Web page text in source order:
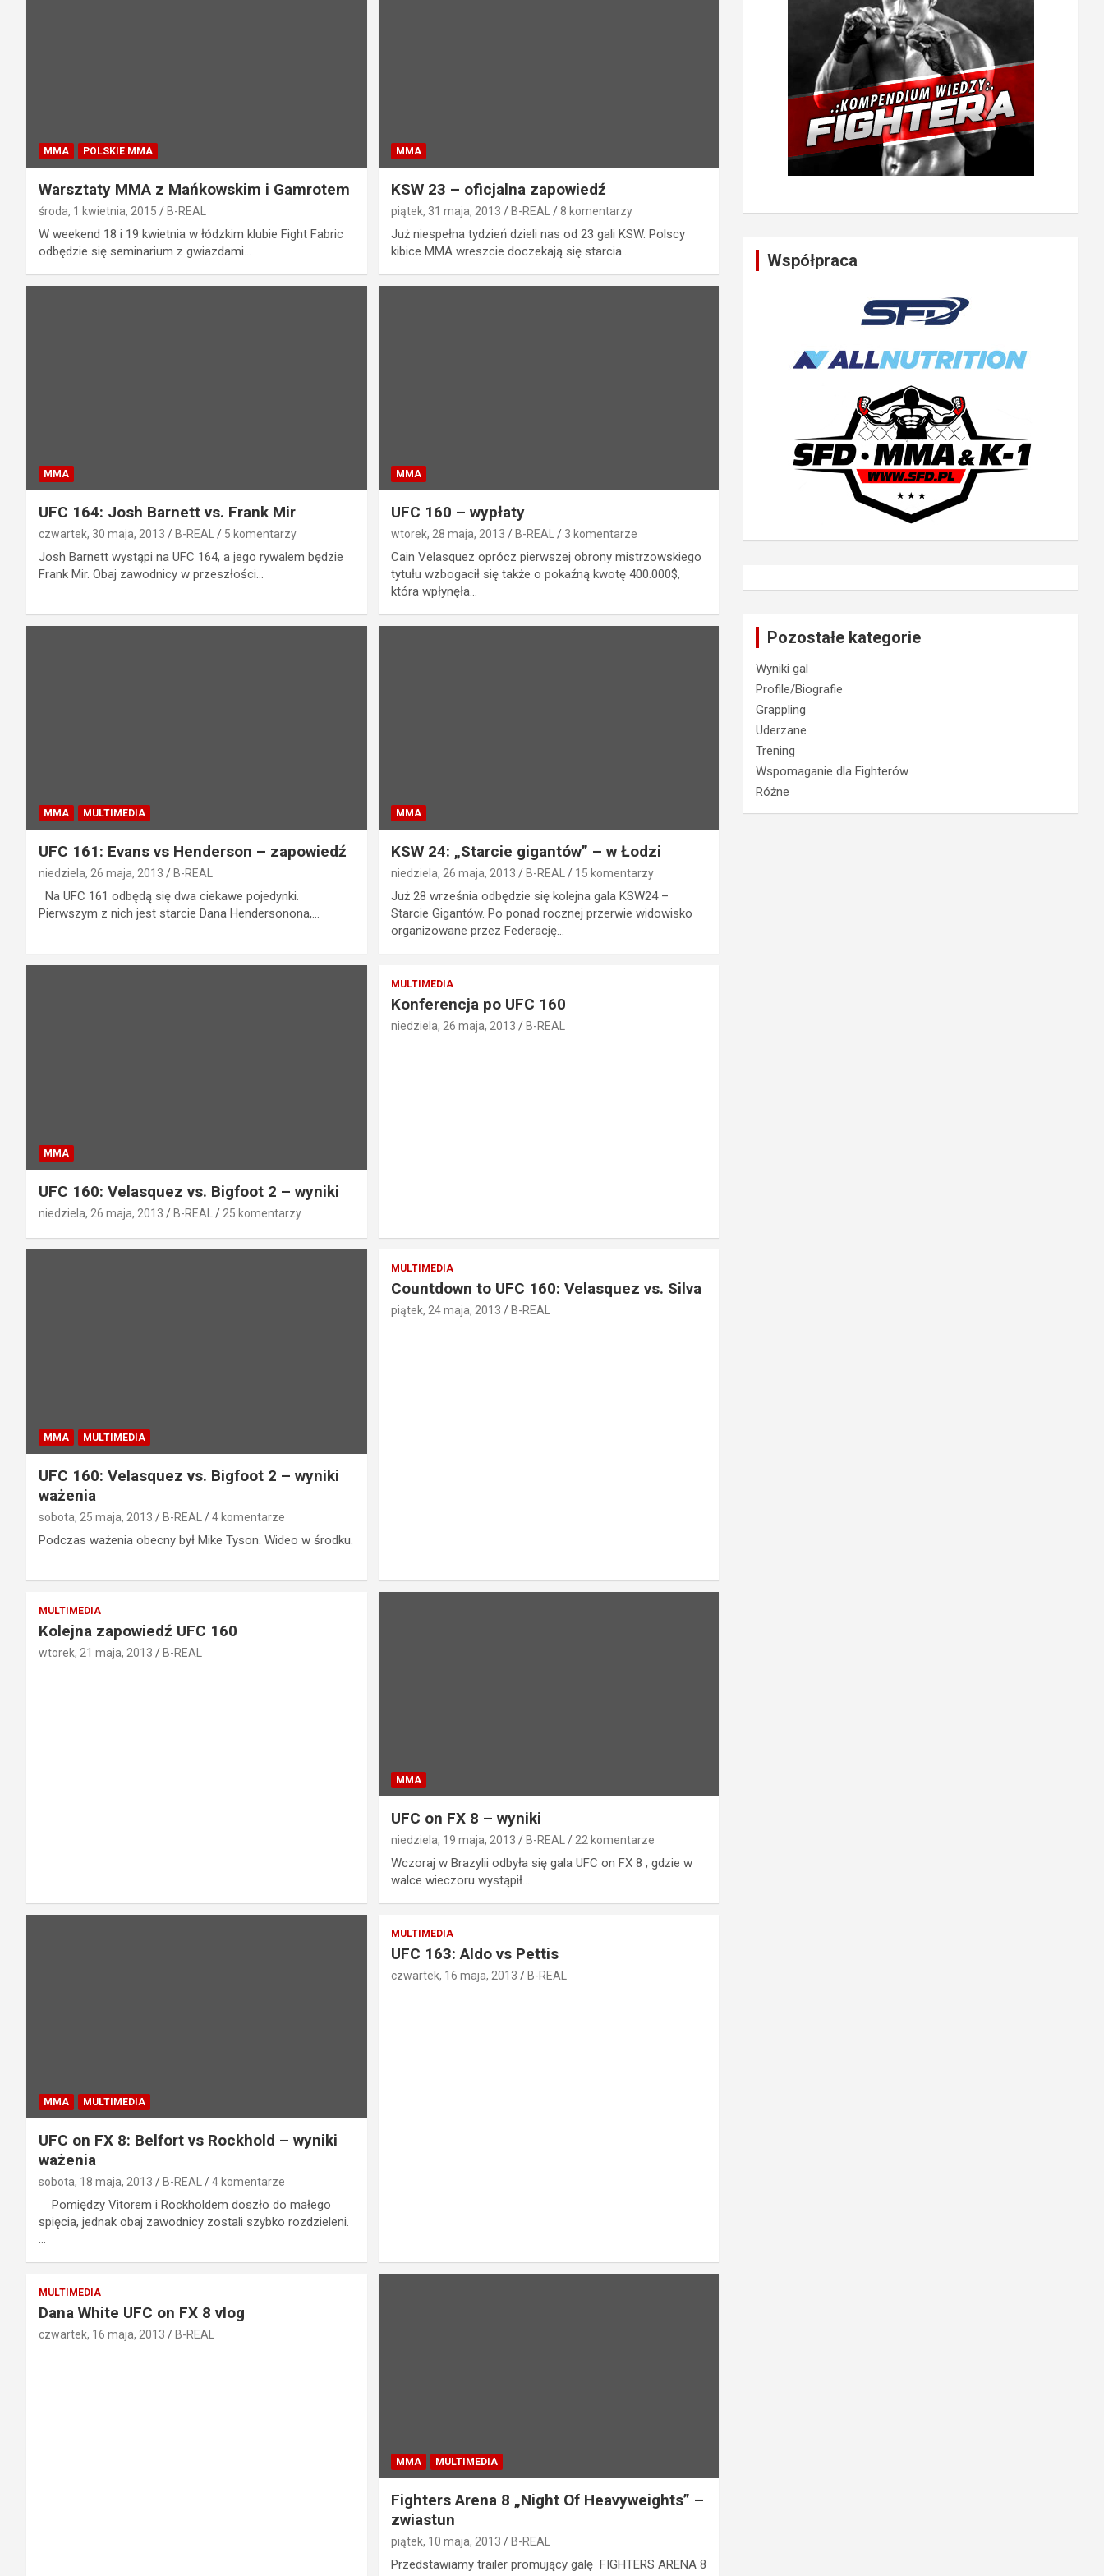
MMA POLSKIE MMA
Warsztaty MMA z Mańkowskim i Gamrotem
środa, 1 kwietnia, 2015 B-REAL
W weekend 18 i 19 kwietnia w łódzkim klubie Fight Fabric
odbędzie się seminarium z gwiazdami…
MMA
KSW 23 – oficjalna zapowiedź
piątek, 31 maja, 2013 B-REAL 8 komentarzy
Już niespełna tydzień dzieli nas od 23 gali KSW. Polscy
kibice MMA wreszcie doczekają się starcia…
MMA
UFC 164: Josh Barnett vs. Frank Mir
czwartek, 30 maja, 2013 B-REAL 5 komentarzy
Josh Barnett wystąpi na UFC 164, a jego rywalem będzie
Frank Mir. Obaj zawodnicy w przeszłości…
MMA
UFC 160 – wypłaty
wtorek, 28 maja, 2013 B-REAL 3 komentarze
Cain Velasquez oprócz pierwszej obrony mistrzowskiego
tytułu wzbogacił się także o pokaźną kwotę 400.000$,
która wpłynęła…
MMA MULTIMEDIA
UFC 161: Evans vs Henderson – zapowiedź
niedziela, 26 maja, 2013 B-REAL
Na UFC 161 odbędą się dwa ciekawe pojedynki.
Pierwszym z nich jest starcie Dana Hendersonona,…
MMA
KSW 24: „Starcie gigantów” – w Łodzi
niedziela, 26 maja, 2013 B-REAL 15 komentarzy
Już 28 września odbędzie się kolejna gala KSW24 –
Starcie Gigantów. Po ponad rocznej przerwie widowisko
organizowane przez Federację…
MMA
UFC 160: Velasquez vs. Bigfoot 2 – wyniki
niedziela, 26 maja, 2013 B-REAL 25 komentarzy
MULTIMEDIA
Konferencja po UFC 160
niedziela, 26 maja, 2013 B-REAL
MMA MULTIMEDIA
UFC 160: Velasquez vs. Bigfoot 2 – wyniki
ważenia
sobota, 25 maja, 2013 B-REAL 4 komentarze
Podczas ważenia obecny był Mike Tyson. Wideo w środku.
MULTIMEDIA
Countdown to UFC 160: Velasquez vs. Silva
piątek, 24 maja, 2013 B-REAL
MULTIMEDIA
Kolejna zapowiedź UFC 160
wtorek, 21 maja, 2013 B-REAL
MMA
UFC on FX 8 – wyniki
niedziela, 19 maja, 2013 B-REAL 22 komentarze
Wczoraj w Brazylii odbyła się gala UFC on FX 8 , gdzie w
walce wieczoru wystąpił…
MMA MULTIMEDIA
UFC on FX 8: Belfort vs Rockhold – wyniki
ważenia
sobota, 18 maja, 2013 B-REAL 4 komentarze
Pomiędzy Vitorem i Rockholdem doszło do małego
spięcia, jednak obaj zawodnicy zostali szybko rozdzieleni.
…
MULTIMEDIA
UFC 163: Aldo vs Pettis
czwartek, 16 maja, 2013 B-REAL
MULTIMEDIA
Dana White UFC on FX 8 vlog
czwartek, 16 maja, 2013 B-REAL
MMA MULTIMEDIA
Fighters Arena 8 „Night Of Heavyweights” –
zwiastun
piątek, 10 maja, 2013 B-REAL
Przedstawiamy trailer promujący galę FIGHTERS ARENA 8
Współpraca
Pozostałe kategorie
Wyniki gal
Profile/Biografie
Grappling
Uderzane
Trening
Wspomaganie dla Fighterów
Różne